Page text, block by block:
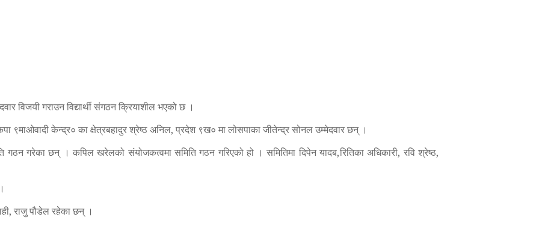
विजयी गराउन विद्यार्थी संगठन क्रियाशील भएको छ ।
९माओवादी केन्द्र० का क्षेत्रबहादुर श्रेष्ठ अनिल, प्रदेश ९ख० मा लोसपाका जीतेन्द्र सोनल उम्मेदवार छन् ।
गठन गरेका छन् । कपिल खरेलको संयोजकत्वमा समिति गठन गरिएको हो । समितिमा दिपेन यादब,रितिका अधिकारी, रवि श्रेष्ठ,
राजु पौडेल रहेका छन् ।